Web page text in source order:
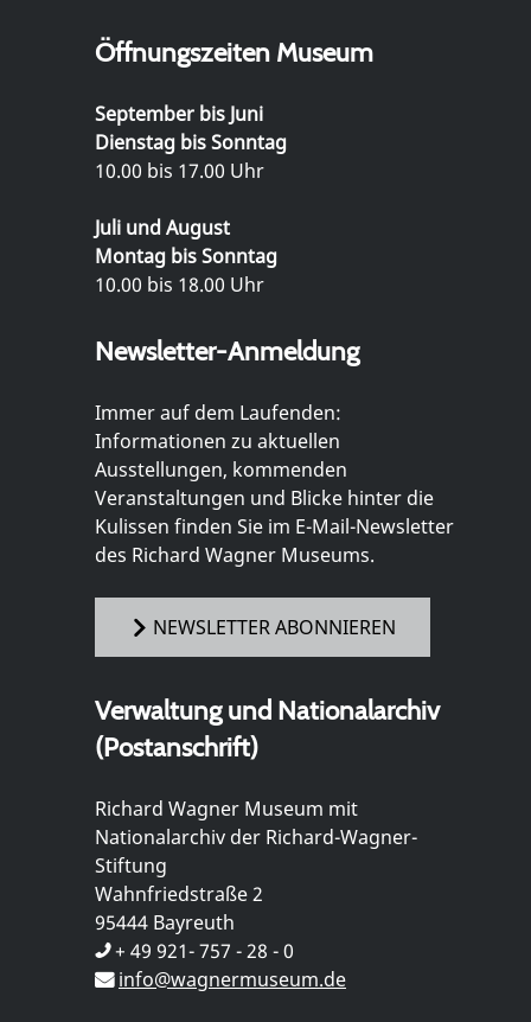
Öffnungszeiten Museum
September bis Juni
Dienstag bis Sonntag
10.00 bis 17.00 Uhr
Juli und August
Montag bis Sonntag
10.00 bis 18.00 Uhr
Newsletter-Anmeldung
Immer auf dem Laufenden:
Informationen zu aktuellen
Ausstellungen, kommenden
Veranstaltungen und Blicke hinter die
Kulissen finden Sie im E-Mail-Newsletter
des Richard Wagner Museums.
NEWSLETTER ABONNIEREN
Verwaltung und Nationalarchiv
(Postanschrift)
Richard Wagner Museum mit
Nationalarchiv der Richard-Wagner-
Stiftung
Wahnfriedstraße 2
95444 Bayreuth
+ 49 921- 757 - 28 - 0
info@wagnermuseum.de